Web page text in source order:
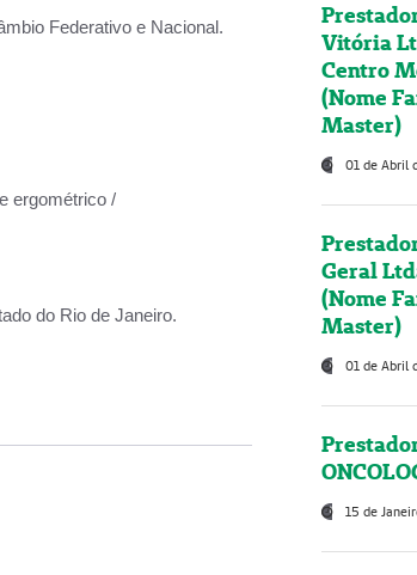
Federativo e Nacional.
ergométrico /
do Rio de Janeiro.
Vitória
Centro
(Nome
Master)
01 de Abril
Geral
(Nome
Master)
01 de Abril
15 de